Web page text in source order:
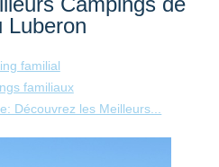
Luberon
familial
familiaux
Découvrez les Meilleurs...